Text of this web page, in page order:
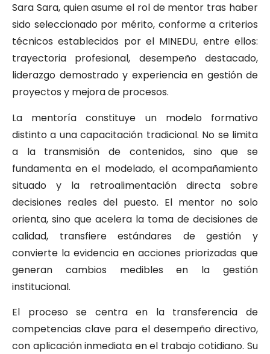
Sara Sara, quien asume el rol de mentor tras haber
sido seleccionado por mérito, conforme a criterios
técnicos establecidos por el MINEDU, entre ellos:
trayectoria profesional, desempeño destacado,
liderazgo demostrado y experiencia en gestión de
proyectos y mejora de procesos.
La mentoría constituye un modelo formativo
distinto a una capacitación tradicional. No se limita
a la transmisión de contenidos, sino que se
fundamenta en el modelado, el acompañamiento
situado y la retroalimentación directa sobre
decisiones reales del puesto. El mentor no solo
orienta, sino que acelera la toma de decisiones de
calidad, transfiere estándares de gestión y
convierte la evidencia en acciones priorizadas que
generan cambios medibles en la gestión
institucional.
El proceso se centra en la transferencia de
competencias clave para el desempeño directivo,
con aplicación inmediata en el trabajo cotidiano. Su